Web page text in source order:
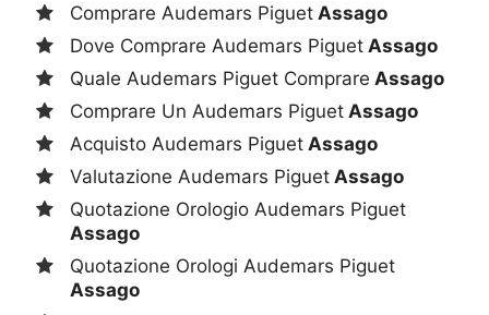
Comprare Audemars Piguet Assago
Dove Comprare Audemars Piguet Assago
Quale Audemars Piguet Comprare Assago
Comprare Un Audemars Piguet Assago
Acquisto Audemars Piguet Assago
Valutazione Audemars Piguet Assago
Quotazione Orologio Audemars Piguet
Assago
Quotazione Orologi Audemars Piguet
Assago